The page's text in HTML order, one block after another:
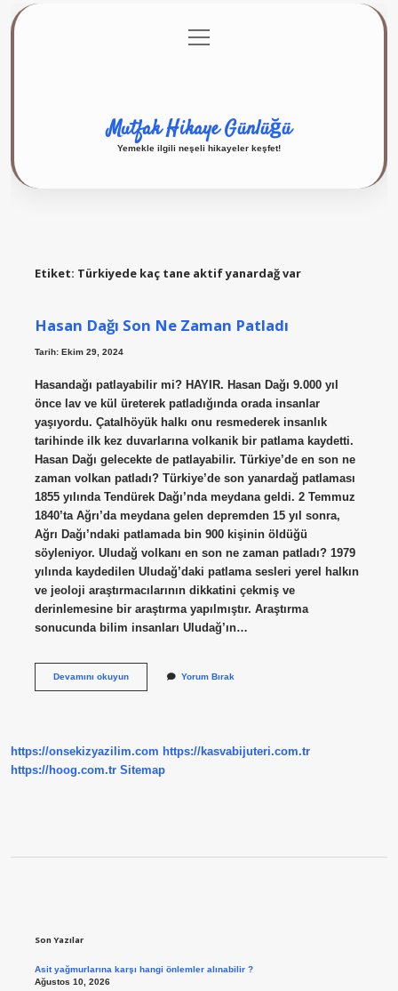
Gizlilik Politikası
menüyü
aç
Mutfak Hikaye Günlüğü
Yemekle ilgili neşeli hikayeler keşfet!
Etiket: Türkiyede kaç tane aktif yanardağ var
Hasan Dağı Son Ne Zaman Patladı
Tarih: Ekim 29, 2024
Hasandağı patlayabilir mi? HAYIR. Hasan Dağı 9.000 yıl
önce lav ve kül üreterek patladığında orada insanlar
yaşıyordu. Çatalhöyük halkı onu resmederek insanlık
tarihinde ilk kez duvarlarına volkanik bir patlama kaydetti.
Hasan Dağı gelecekte de patlayabilir. Türkiye’de en son ne
zaman volkan patladı? Türkiye’de son yanardağ patlaması
1855 yılında Tendürek Dağı’nda meydana geldi. 2 Temmuz
1840’ta Ağrı’da meydana gelen depremden 15 yıl sonra,
Ağrı Dağı’ndaki patlamada bin 900 kişinin öldüğü
söyleniyor. Uludağ volkanı en son ne zaman patladı? 1979
yılında kaydedilen Uludağ’daki patlama sesleri yerel halkın
ve jeoloji araştırmacılarının dikkatini çekmiş ve
derinlemesine bir araştırma yapılmıştır. Araştırma
sonucunda bilim insanları Uludağ’ın…
Devamını okuyunHasan
Yorum Bırak
https://onsekizyazilim.com https://kasvabijuteri.com.tr
https://hoog.com.tr Sitemap
Son Yazılar
Asit yağmurlarına karşı hangi önlemler alınabilir ?
Ağustos 10, 2026